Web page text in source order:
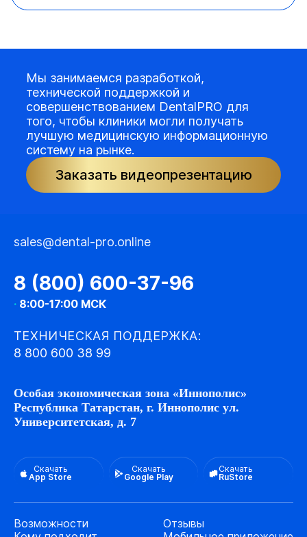
Мы занимаемся разработкой,
технической поддержкой и
совершенствованием DentalPRO для
того, чтобы клиники могли получать
лучшую медицинскую информационную
систему на рынке.
Заказать видеопрезентацию
sales@dental-pro.online
8 (800) 600-37-96
· 8:00-17:00 МСК
ТЕХНИЧЕСКАЯ ПОДДЕРЖКА:
8 800 600 38 99
Особая экономическая зона «Иннополис»
Республика Татарстан, г. Иннополис ул.
Университетская, д. 7
Скачать
App Store
Скачать
Google Play
Скачать
RuStore
Возможности
Отзывы